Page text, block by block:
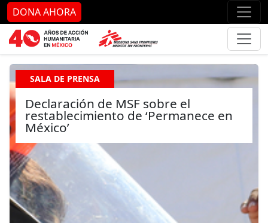
Ir al contenido principal Ir
DONA AHORA
SALA DE PRENSA
Declaración de MSF sobre el
restablecimiento de ‘Permanece en
México’